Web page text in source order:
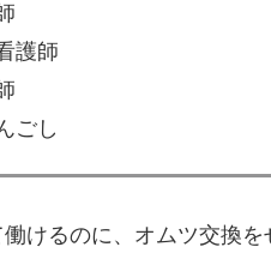
護師
ごし
けるのに、オムツ交換を